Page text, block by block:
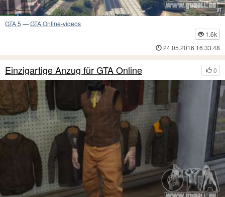
GTA 5 —GTA Online-videos
1.6k
24.05.2016 16:33:48
0
Einzigartige Anzug für GTA Online